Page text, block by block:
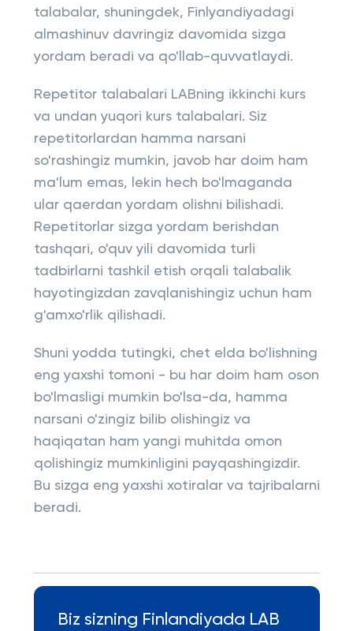
talabalar, shuningdek, Finlyandiyadagi
almashinuv davringiz davomida sizga
yordam beradi va qo'llab-quvvatlaydi.
Repetitor talabalari LABning ikkinchi kurs
va undan yuqori kurs talabalari. Siz
repetitorlardan hamma narsani
so'rashingiz mumkin, javob har doim ham
ma'lum emas, lekin hech bo'lmaganda
ular qaerdan yordam olishni bilishadi.
Repetitorlar sizga yordam berishdan
tashqari, o'quv yili davomida turli
tadbirlarni tashkil etish orqali talabalik
hayotingizdan zavqlanishingiz uchun ham
g'amxo'rlik qilishadi.
Shuni yodda tutingki, chet elda bo'lishning
eng yaxshi tomoni - bu har doim ham oson
bo'lmasligi mumkin bo'lsa-da, hamma
narsani o'zingiz bilib olishingiz va
haqiqatan ham yangi muhitda omon
qolishingiz mumkinligini payqashingizdir.
Bu sizga eng yaxshi xotiralar va tajribalarni
beradi.
Biz sizning Finlandiyada LAB